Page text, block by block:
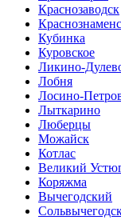
Краснозаводск
Кубинка
Куровское
Ликино-
Лобня
Лосино-
Лыткарино
Люберцы
Можайск
Котлас
Великий
Коряжма
Вычегодский